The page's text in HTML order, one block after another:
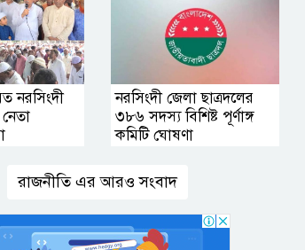
নরসিংদী
নরসিংদী জেলা ছাত্রদলের
৩৮৬ সদস্য বিশিষ্ট পূর্ণাঙ্গ
কমিটি ঘোষণা
রাজনীতি এর আরও সংবাদ